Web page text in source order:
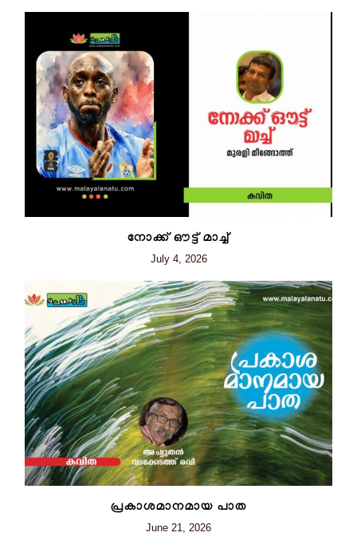
നോക്ക് ഔട്ട് മാച്ച്
July 4, 2026
പ്രകാശമാനമായ പാത
June 21, 2026